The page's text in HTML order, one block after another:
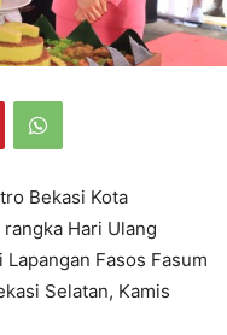
Bekasi Kota
Hari Ulang
Fasos Fasum
Selatan, Kamis